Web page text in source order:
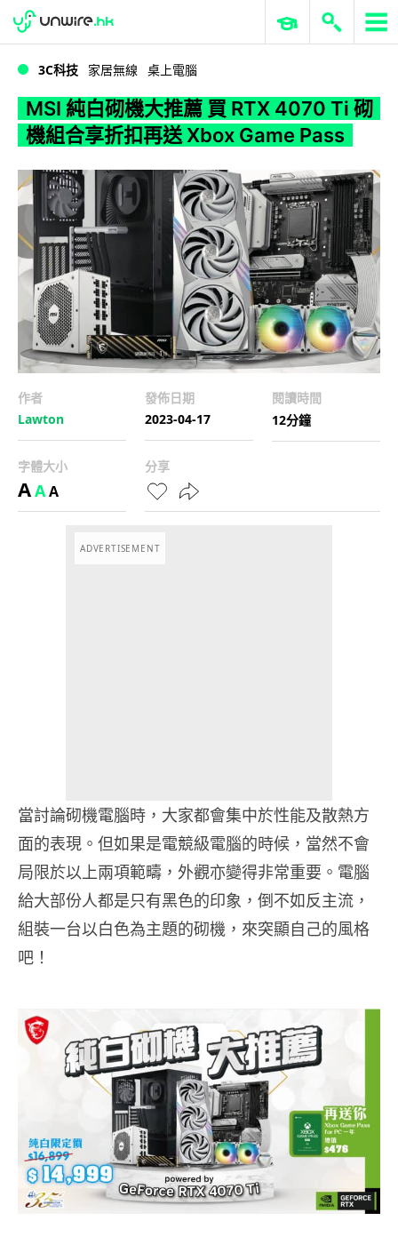
WWDC 2026 ERP 與商業 AI
3C科技 家居無線 桌上電腦
MSI 純白砌機大推薦 買 RTX 4070 Ti 砌
機組合享折扣再送 Xbox Game Pass
作者
Lawton
發佈日期
2023-04-17
閱讀時間
12分鐘
字體大小
AAA
分享
ADVERTISEMENT
當討論砌機電腦時，大家都會集中於性能及散熱方
面的表現。但如果是電競級電腦的時候，當然不會
局限於以上兩項範疇，外觀亦變得非常重要。電腦
給大部份人都是只有黑色的印象，倒不如反主流，
組裝一台以白色為主題的砌機，來突顯自己的風格
吧！